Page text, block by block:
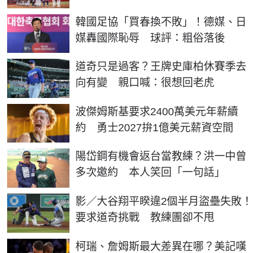
韓國足協「買春換不敗」！德媒、日
媒轟國際恥辱 球評：粗俗落後
道奇只是過客？王牌史庫柏休賽季去
向有變 親口喊：很想回老虎
波傑姆斯基要求2400萬美元年薪續
約 勇士2027拚1億美元薪資空間
陽岱鋼有機會返台當教練？洪一中曾
多次邀約 本人笑回「一句話」
影／大谷翔平睽違2個半月盜壘失敗！
要求道奇挑戰 教練團卻不甩
柯瑞、詹姆斯最大差異在哪？美記嘆